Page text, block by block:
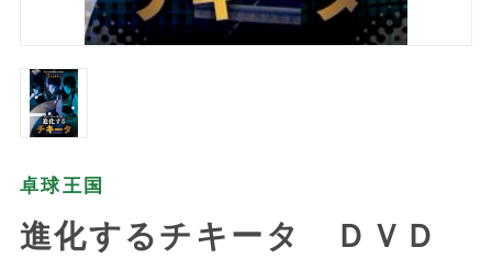
卓球王国
進化するチキータ ＤＶＤ